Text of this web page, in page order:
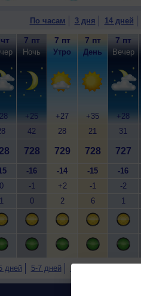
По часам 3 дня 14 дней
0
1
7 пт
Ночь
+25
42
728
-16
-1
0
7 пт
Утро
+27
28
729
-14
+2
2
7 пт
День
+35
21
728
-15
-1
6
7 пт
Вечер
+28
31
727
-16
-2
1
дней 5-7 дней 7-9 дней